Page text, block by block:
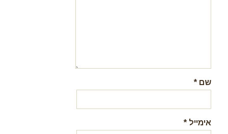
שם *
אימייל *